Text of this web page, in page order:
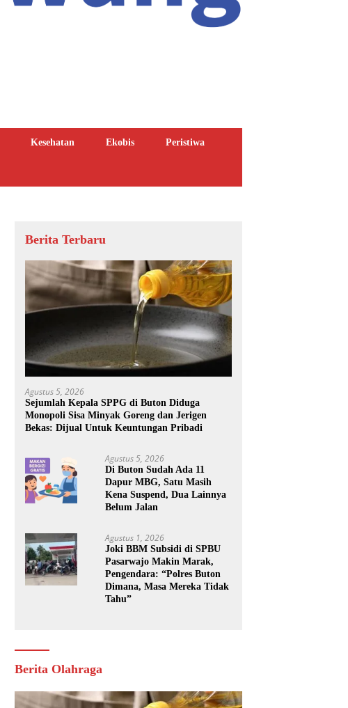
Kesehatan Ekobis Peristiwa
Berita Terbaru
Agustus 5, 2026
Sejumlah Kepala SPPG di Buton Diduga
Monopoli Sisa Minyak Goreng dan Jerigen
Bekas: Dijual Untuk Keuntungan Pribadi
Agustus 5, 2026
Di Buton Sudah Ada 11
Dapur MBG, Satu Masih
Kena Suspend, Dua Lainnya
Belum Jalan
Agustus 1, 2026
Joki BBM Subsidi di SPBU
Pasarwajo Makin Marak,
Pengendara: “Polres Buton
Dimana, Masa Mereka Tidak
Tahu”
Berita Olahraga